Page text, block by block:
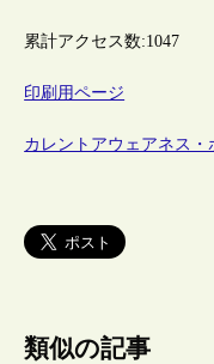
累計アクセス数:1047
印刷用ページ
カレントアウェアネス・
類似の記事